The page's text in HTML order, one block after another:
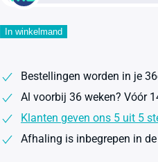
Bevallingsbad
pers.
inclusief
premiumpakket
huren
In winkelmand
Bestellingen worden in je
Al voorbij 36 weken? Vóór
Klanten geven ons 5 uit 5
Afhaling is inbegrepen in